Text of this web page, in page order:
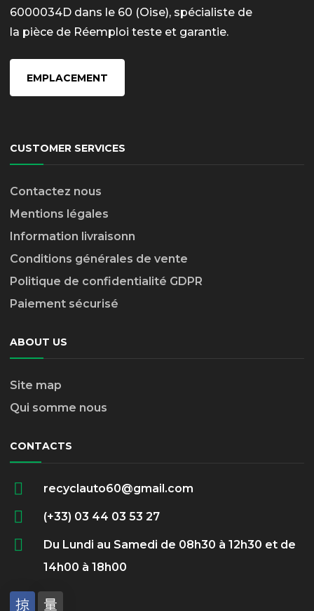
6000034D dans le 60 (Oise), spécialiste de
la pièce de Réemploi teste et garantie.
EMPLACEMENT
CUSTOMER SERVICES
Contactez nous
Mentions légales
Information livraisonn
Conditions générales de vente
Politique de confidentialité GDPR
Paiement sécurisé
ABOUT US
Site map
Qui somme nous
CONTACTS
recyclauto60@gmail.com
(+33) 03 44 03 53 27
Du Lundi au Samedi de 08h30 à 12h30 et de
14h00 à 18h00